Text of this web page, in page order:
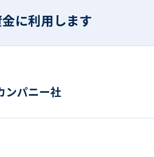
に利用します
ンパニー社